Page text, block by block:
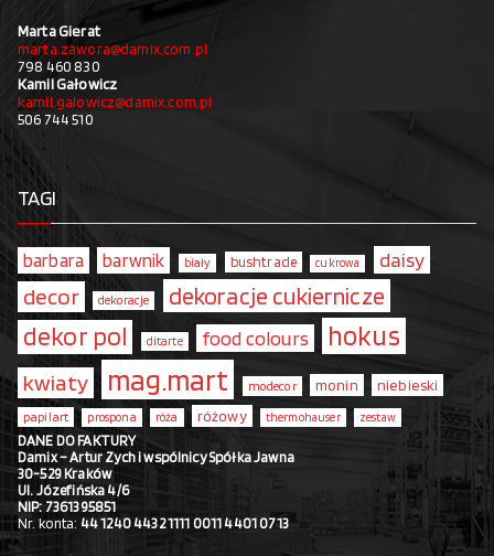
Marta Gierat
marta.zawora@damix.com.pl
798 460 830
Kamil Gałowicz
kamil.galowicz@damix.com.pl
506 744 510
TAGI
barbara barwnik biały bushtrade cukrowa daisy
decor dekoracje dekoracje cukiernicze
dekor pol ditarte food colours hokus
kwiaty mag.mart modecor monin niebieski
papilart prospona róża różowy thermohauser zestaw
DANE DO FAKTURY
Damix – Artur Zych i wspólnicy Spółka Jawna
30-529 Kraków
Ul. Józefińska 4/6
NIP: 7361395851
Nr. konta: 44 1240 4432 1111 0011 4401 0713